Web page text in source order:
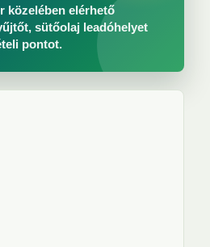
közelében elérhető
sütőolaj leadóhelyet
pontot.